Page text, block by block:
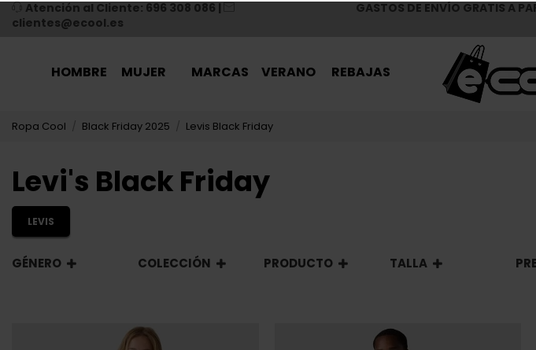
Atención al Cliente: 696 308 086|
clientes@ecool.es
GASTOS DE ENVÍO GRATIS A
HOMBRE MUJER MARCAS VERANO REBAJAS
Ropa Cool Black Friday 2025 Levis Black Friday
Levi's Black Friday
LEVIS
GÉNERO COLECCIÓN PRODUCTO TALLA